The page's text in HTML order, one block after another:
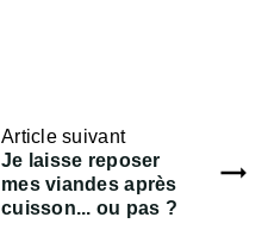
Article suivant
Je laisse reposer
mes viandes après
cuisson... ou pas ?